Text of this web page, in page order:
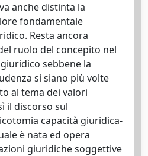
anche distinta la
fondamentale
Resta ancora
ruolo del concepito nel
sebbene la
si siano più volte
al tema dei valori
il discorso sul
capacità giuridica-
è nata ed opera
giuridiche soggettive